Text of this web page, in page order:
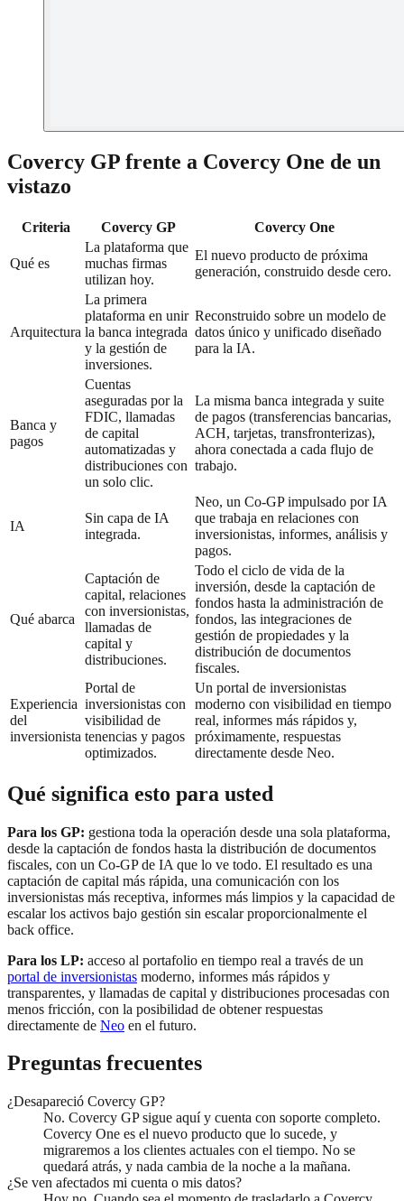
Covercy GP frente a Covercy One de un
vistazo
Criteria Covercy GP Covercy One
Qué es
La plataforma que
muchas firmas
utilizan hoy.
El nuevo producto de próxima
generación, construido desde cero.
Arquitectura
La primera
plataforma en unir
la banca integrada
y la gestión de
inversiones.
Reconstruido sobre un modelo de
datos único y unificado diseñado
para la IA.
Banca y
pagos
Cuentas
aseguradas por la
FDIC, llamadas
de capital
automatizadas y
distribuciones con
un solo clic.
La misma banca integrada y suite
de pagos (transferencias bancarias,
ACH, tarjetas, transfronterizas),
ahora conectada a cada flujo de
trabajo.
IA
Sin capa de IA
integrada.
Neo, un Co-GP impulsado por IA
que trabaja en relaciones con
inversionistas, informes, análisis y
pagos.
Qué abarca
Captación de
capital, relaciones
con inversionistas,
llamadas de
capital y
distribuciones.
Todo el ciclo de vida de la
inversión, desde la captación de
fondos hasta la administración de
fondos, las integraciones de
gestión de propiedades y la
distribución de documentos
fiscales.
Experiencia
del
inversionista
Portal de
inversionistas con
visibilidad de
tenencias y pagos
optimizados.
Un portal de inversionistas
moderno con visibilidad en tiempo
real, informes más rápidos y,
próximamente, respuestas
directamente desde Neo.
Qué significa esto para usted
Para los GP: gestiona toda la operación desde una sola plataforma,
desde la captación de fondos hasta la distribución de documentos
fiscales, con un Co-GP de IA que lo ve todo. El resultado es una
captación de capital más rápida, una comunicación con los
inversionistas más receptiva, informes más limpios y la capacidad de
escalar los activos bajo gestión sin escalar proporcionalmente el
back office.
Para los LP: acceso al portafolio en tiempo real a través de un
portal de inversionistas moderno, informes más rápidos y
transparentes, y llamadas de capital y distribuciones procesadas con
menos fricción, con la posibilidad de obtener respuestas
directamente de Neo en el futuro.
Preguntas frecuentes
¿Desapareció Covercy GP?
No. Covercy GP sigue aquí y cuenta con soporte completo.
Covercy One es el nuevo producto que lo sucede, y
migraremos a los clientes actuales con el tiempo. No se
quedará atrás, y nada cambia de la noche a la mañana.
¿Se ven afectados mi cuenta o mis datos?